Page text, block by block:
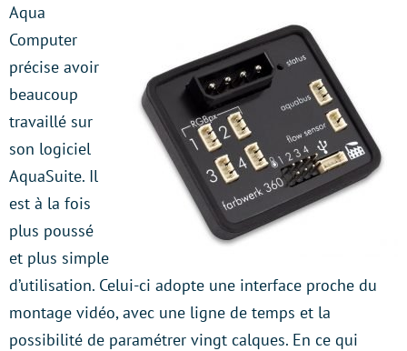
Aqua
Computer
précise avoir
beaucoup
travaillé sur
son logiciel
AquaSuite. Il
est à la fois
plus poussé
et plus simple
d’utilisation. Celui-ci adopte une interface proche du
montage vidéo, avec une ligne de temps et la
possibilité de paramétrer vingt calques. En ce qui